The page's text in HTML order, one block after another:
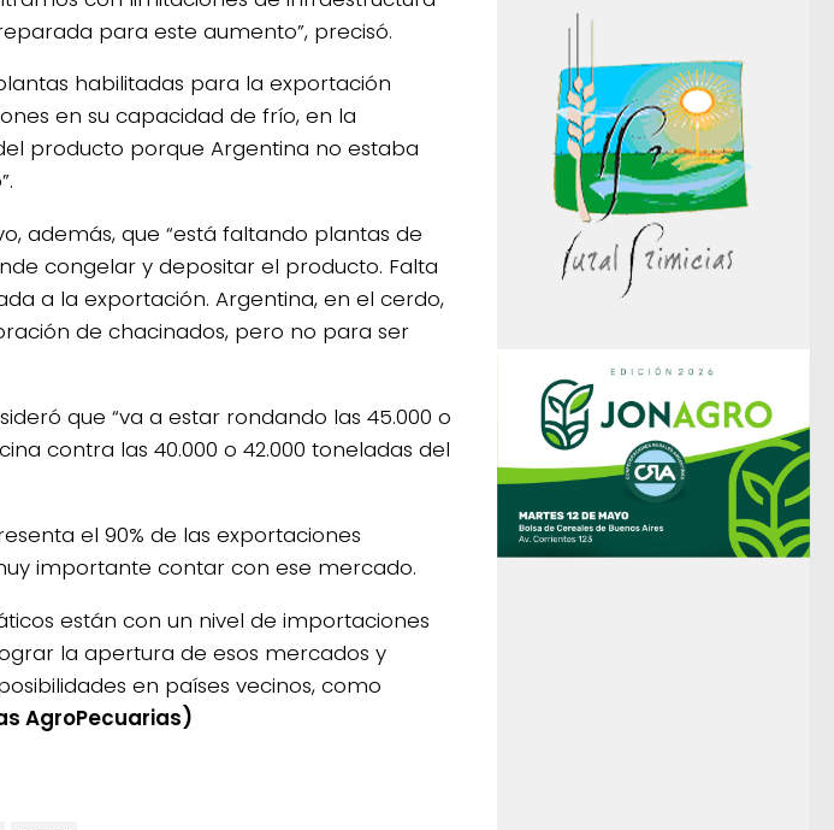
para este aumento”, precisó.
habilitadas para la exportación
en su capacidad de frío, en la
producto porque Argentina no estaba
además, que “está faltando plantas de
congelar y depositar el producto. Falta
a la exportación. Argentina, en el cerdo,
de chacinados, pero no para ser
que “va a estar rondando las 45.000 o
contra las 40.000 o 42.000 toneladas del
el 90% de las exportaciones
importante contar con ese mercado.
están con un nivel de importaciones
la apertura de esos mercados y
en países vecinos, como
AgroPecuarias)